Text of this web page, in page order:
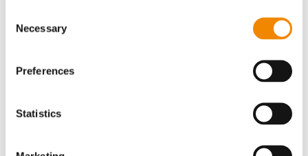
Selection
Necessary
Preferences
Statistics
Das könnte Sie auch interessieren…